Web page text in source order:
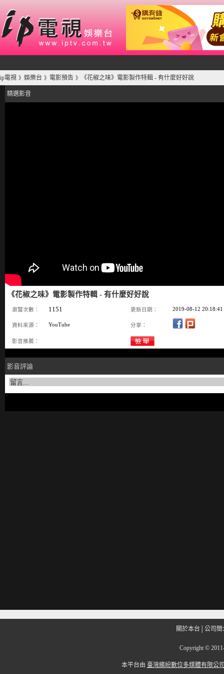
ip電視 》 娛樂台 》 電影預告 》 《花椒之味》電影製作特輯 - 有什麼好好說
精選影音
《花椒之味》電影製作特輯 - 有什麼好好說
瀏覽次數： 1151 更新日期： 2019-08-12 20:18:41
資料來源： YouTube 分享：
影音推薦：
影音評論
關於本台 公司簡
Copyright ©
本平台由 臺灣繽紛數位多媒體有限公